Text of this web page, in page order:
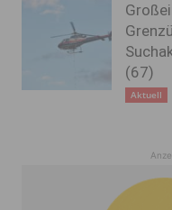
(67)
Aktuell